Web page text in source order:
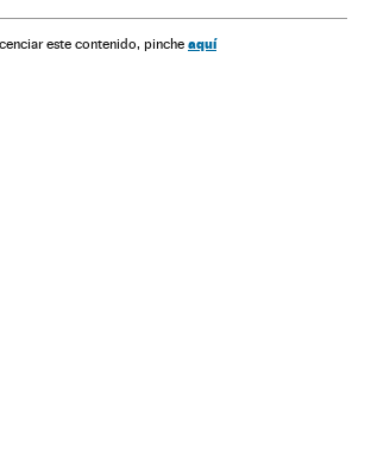
este contenido, pinche aquí